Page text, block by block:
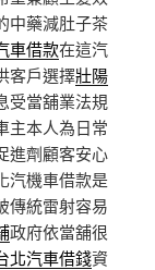
中藥減肚子茶
車借款在這汽
客戶選擇壯陽
受當舖業法規
主本人為日常
進劑顧客安心
汽機車借款是
傳統雷射容易
政府依當舖很
北汽車借錢資